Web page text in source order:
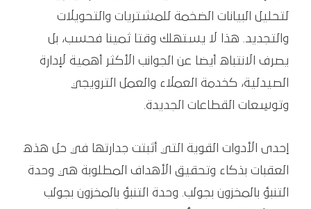
لتحليل البيانات الضخمة للمشتريات والتحويلات
والتجديد. هذا لا يستهلك وقتا ثمينا فحسب، بل
يصرف الانتباه أيضا عن الجوانب الأكثر أهمية لإدارة
الصيدلية، كخدمة العملاء والعمل الترويجي
وتوسِعات القطاعات الجديدة.
إحدى الأدوات القوية التي أثبتت جدارتها في حل هذه
العقبات بذكاء وتحقيق الأهداف المطلوبة هي وحدة
التنبؤ بالمخزون بجولب. وحدة التنبؤ بالمخزون بجولب